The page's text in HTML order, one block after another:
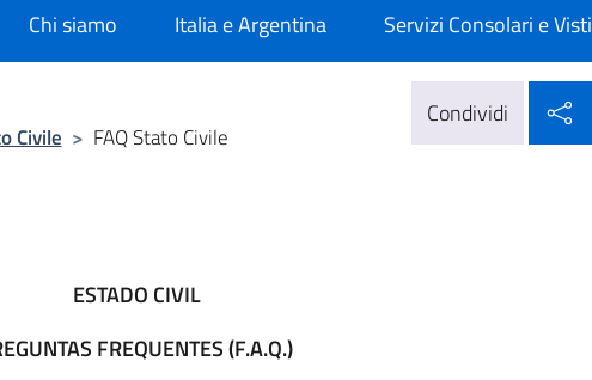
Chi siamo Italia e Argentina Servizi Consolari e Visti
Civile > FAQ Stato Civile
Condividi
ESTADO CIVIL
FREQUENTES (F.A.Q.)